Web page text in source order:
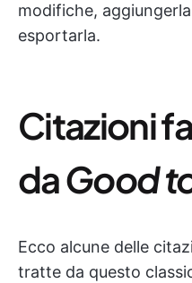
modifiche,
esportarla.
Citazioni
daGood
Ecco alcune delle
tratte da questo